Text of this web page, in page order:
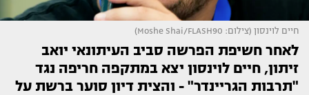
חיים לוינסון (צילום: Moshe Shai/FLASH90)
לאחר חשיפת הפרשה סביב העיתונאי יואב
זיתון, חיים לוינסון יצא במתקפה חריפה נגד
"תרבות הגריינדר" - והצית דיון סוער ברשת על